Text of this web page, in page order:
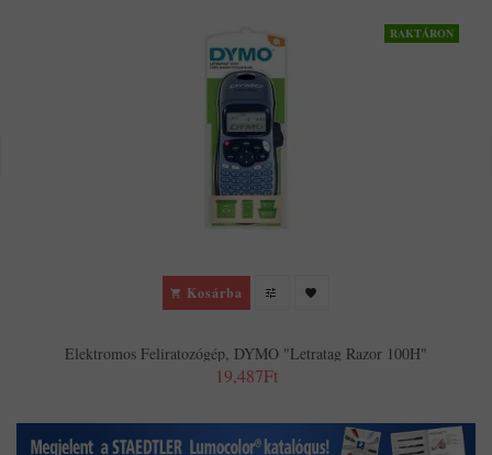
RAKTÁRON
Kosárba
Elektromos Feliratozógép, DYMO "Letratag Razor 100H"
19,487Ft